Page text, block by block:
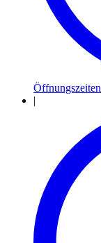
Öffnungszeiten
|